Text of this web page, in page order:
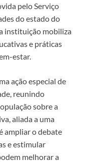
pelo Serviço
do estado do
instituição mobiliza
e práticas
estar.
ação especial de
reunindo
sobre a
aliada a uma
ampliar o debate
e estimular
melhorar a